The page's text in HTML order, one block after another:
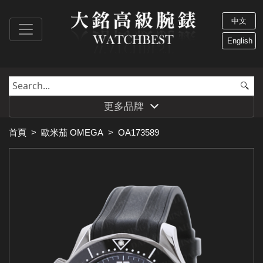
中文
English
更多品牌
首頁 > 歐米茄 OMEGA > OA173589